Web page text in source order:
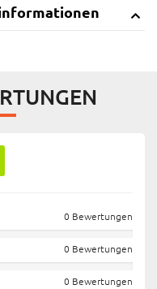
0 Bewertungen
0 Bewertungen
0 Bewertungen